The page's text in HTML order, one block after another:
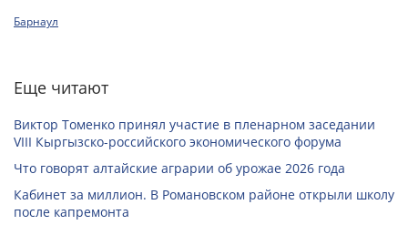
Барнаул
Еще читают
Виктор Томенко принял участие в пленарном заседании
VIII Кыргызско-российского экономического форума
Что говорят алтайские аграрии об урожае 2026 года
Кабинет за миллион. В Романовском районе открыли школу
после капремонта